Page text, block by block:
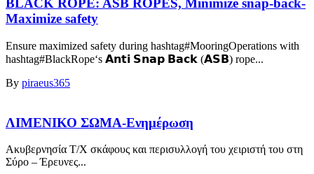
BLACK ROPE: ASB ROPES, Minimize snap-back-
Maximize safety
Ensure maximized safety during hashtag#MooringOperations with
hashtag#BlackRope‘s 𝗔𝗻𝘁𝗶 𝗦𝗻𝗮𝗽 𝗕𝗮𝗰𝗸 (𝗔𝗦𝗕) rope...
By piraeus365
ΛΙΜΕΝΙΚΟ ΣΩΜΑ-Ενημέρωση
Ακυβερνησία Τ/Χ σκάφους και περισυλλογή του χειριστή του στη
Σύρο – Έρευνες...